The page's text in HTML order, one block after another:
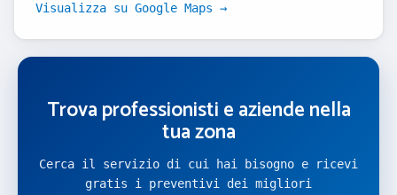
Visualizza su Google Maps →
Trova professionisti e aziende nella
tua zona
Cerca il servizio di cui hai bisogno e ricevi
gratis i preventivi dei migliori